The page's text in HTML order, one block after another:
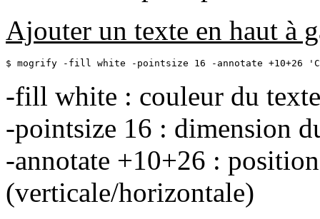
Ajouter un texte en haut à
$ mogrify -fill white -pointsize 16 -annotate +10+26
-fill white : couleur du texte
-pointsize 16 : dimension
-annotate +10+26 :
(verticale/horizontale)